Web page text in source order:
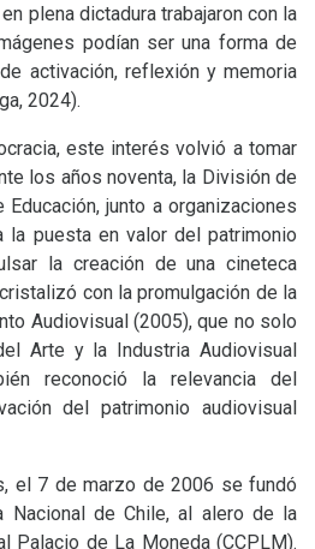
plena dictadura trabajaron con la
podían ser una forma de
activación, reflexión y memoria
2024).
este interés volvió a tomar
los años noventa, la División de
junto a organizaciones
la puesta en valor del patrimonio
la creación de una cineteca
con la promulgación de la
Audiovisual (2005), que no solo
Arte y la Industria Audiovisual
reconoció la relevancia del
del patrimonio audiovisual
el 7 de marzo de 2006 se fundó
Nacional de Chile, al alero de la
Palacio de La Moneda (CCPLM).